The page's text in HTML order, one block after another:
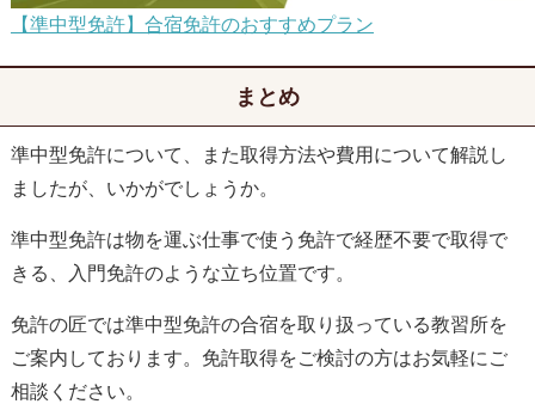
【準中型免許】合宿免許のおすすめプラン
まとめ
準中型免許について、また取得方法や費用について解説し
ましたが、いかがでしょうか。
準中型免許は物を運ぶ仕事で使う免許で経歴不要で取得で
きる、入門免許のような立ち位置です。
免許の匠では準中型免許の合宿を取り扱っている教習所を
ご案内しております。免許取得をご検討の方はお気軽にご
相談ください。